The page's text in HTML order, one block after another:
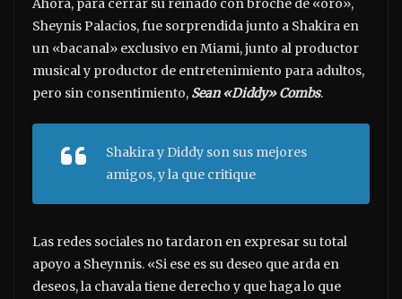
Ahora, para cerrar su reinado con broche de «oro»,
Sheynis Palacios, fue sorprendida junto a Shakira en
un «bacanal» exclusivo en Miami, junto al productor
musical y productor de entretenimiento para adultos,
pero sin consentimiento, Sean «Diddy» Combs.
Shakira y Diddy son sus mejores
amigos, y la que critique
Las redes sociales no tardaron en expresar su total
apoyo a Sheynnis. «Si ese es su deseo que arda en
deseos, la chavala tiene derecho y que haga lo que